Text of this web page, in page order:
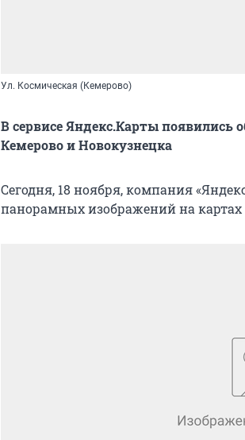
Ул. Космическая (Кемерово)
В сервисе Яндекс.Карты
Кемерово и Новокузнецка
Сегодня, 18 ноября, компания
панорамных изображений на картах